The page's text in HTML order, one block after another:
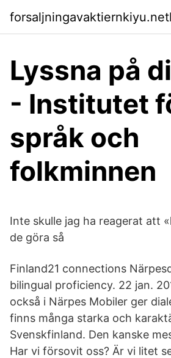
Lyssna på
- Institutet
språk och
folkminnen
Inte skulle jag ha reagerat att
de göra så
Finland21 connections
bilingual proficiency. 22 jan.
också i Närpes Mobiler ger
finns många starka och
Svenskfinland. Den kanske
Har vi försovit oss? Är vi litet